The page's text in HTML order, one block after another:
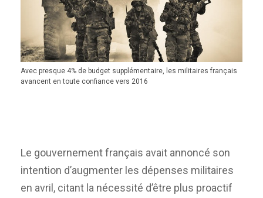
Avec presque 4% de budget supplémentaire, les militaires français
avancent en toute confiance vers 2016
Le gouvernement français avait annoncé son
intention d’augmenter les dépenses militaires
en avril, citant la nécessité d’être plus proactif